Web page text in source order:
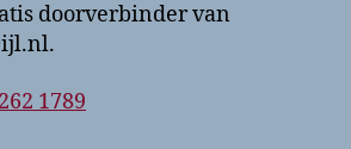
doorverbinder van
1789